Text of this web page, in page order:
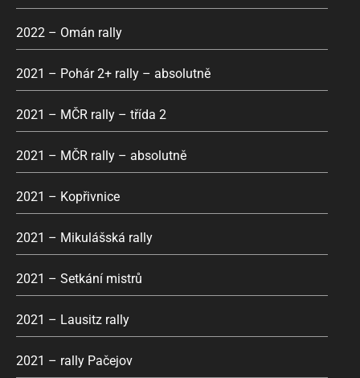
2022 – Omán rally
2021 – Pohár 2+ rally – absolutně
2021 – MČR rally – třída 2
2021 – MČR rally – absolutně
2021 – Kopřivnice
2021 – Mikulášská rally
2021 – Setkání mistrů
2021 – Lausitz rally
2021 – rally Pačejov